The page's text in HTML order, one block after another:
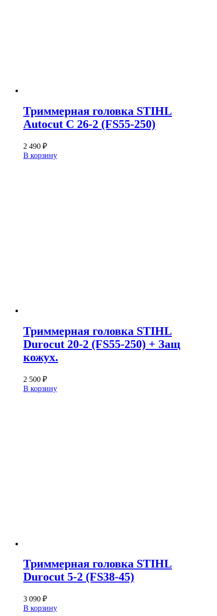
Триммерная головка STIHL
Autocut C 26-2 (FS55-250)
2 490 ₽
В корзину
Триммерная головка STIHL
Durocut 20-2 (FS55-250) + Защ
кожух.
2 500 ₽
В корзину
Триммерная головка STIHL
Durocut 5-2 (FS38-45)
3 090 ₽
В корзину